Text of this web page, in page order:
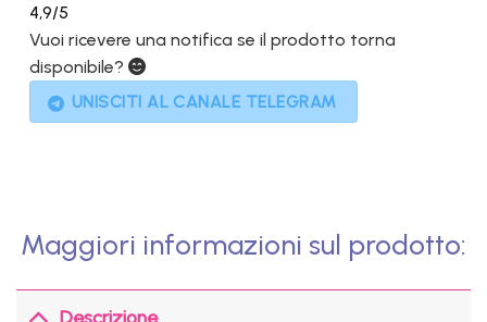
4,9/5
Vuoi ricevere una notifica se il prodotto torna
disponibile?
UNISCITI AL CANALE TELEGRAM
Maggiori informazioni sul prodotto:
Descrizione